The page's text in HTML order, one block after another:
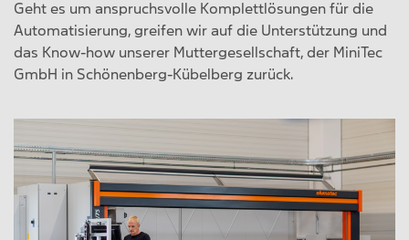
Geht es um anspruchsvolle Komplettlösungen für die
Automatisierung, greifen wir auf die Unterstützung und
das Know-how unserer Muttergesellschaft, der MiniTec
GmbH in Schönenberg-Kübelberg zurück.